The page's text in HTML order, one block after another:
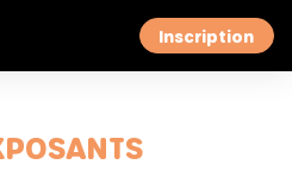
Inscription